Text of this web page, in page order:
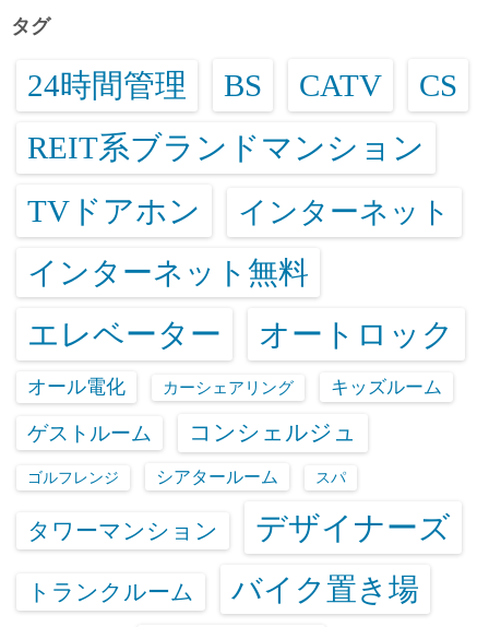
タグ
24時間管理 BS CATV CS
REIT系ブランドマンション
TVドアホン インターネット
インターネット無料
エレベーター オートロック
オール電化 カーシェアリング キッズルーム
ゲストルーム コンシェルジュ
ゴルフレンジ シアタールーム スパ
タワーマンション デザイナーズ
トランクルーム バイク置き場